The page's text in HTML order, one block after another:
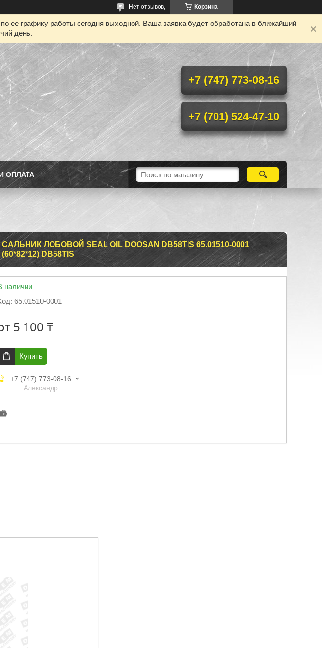
Корзина
Нет отзывов,
ее графику работы сегодня выходной. Ваша заявка будет обработана в ближайший
день.
+7 (747) 773-08-16
+7 (701) 524-47-10
ОПЛАТА
САЛЬНИК ЛОБОВОЙ SEAL OIL DOOSAN DB58TIS 65.01510-0001
(60*82*12) DB58TIS
наличии
65.01510-0001
5 100 ₸
Купить
+7 (747) 773-08-16
Александр